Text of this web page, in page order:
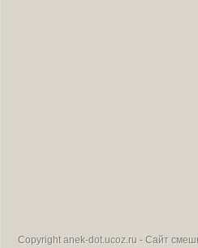
Copyrightanek-dot.ucoz.ru - Сайт